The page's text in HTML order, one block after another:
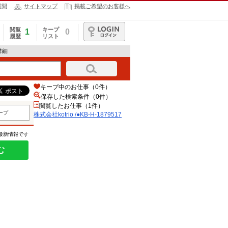
問 サイトマップ 掲載ご希望のお客様へ
閲覧
履歴
1
キープ
リスト
0
ログイン
細
プ
新情報です
キープ中のお仕事（0件）
保存した検索条件（0件）
閲覧したお仕事（1件）
株式会社kotrio /●KB-H-1879517